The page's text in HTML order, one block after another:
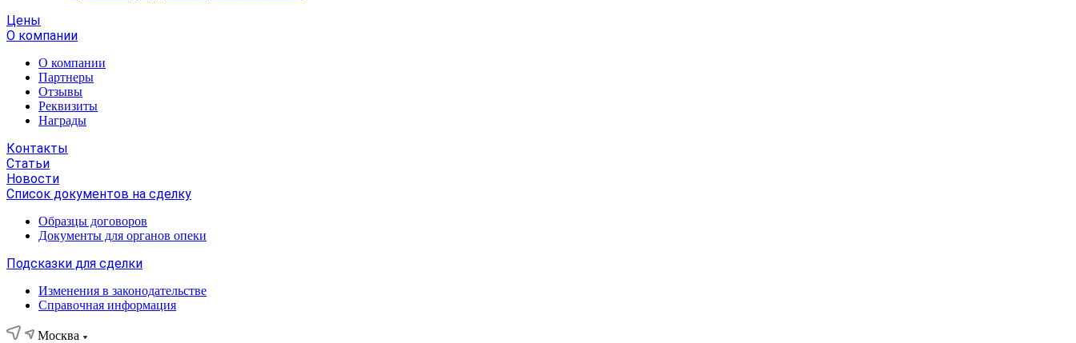
Цены
О компании
О компании
Партнеры
Отзывы
Реквизиты
Награды
Контакты
Статьи
Новости
Список документов на сделку
Образцы договоров
Документы для органов опеки
Подсказки для сделки
Изменения в законодательстве
Справочная информация
Москва